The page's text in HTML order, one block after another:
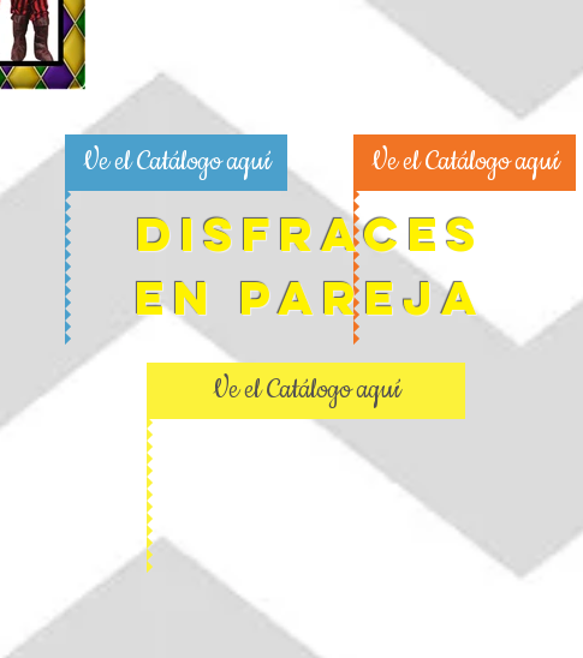
Ve el Catálogo aquí Ve el Catálogo aquí
DISFRACES
EN PAREJA
Ve el Catálogo aquí